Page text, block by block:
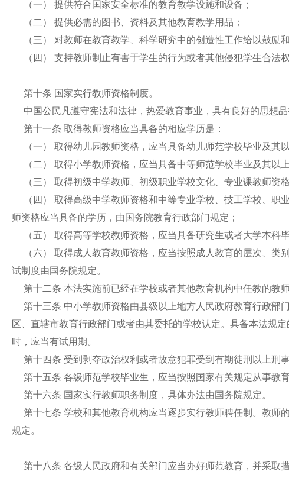
（一） 提供符合国家安全标准的教育教学设施和设备；
（二） 提供必需的图书、资料及其他教育教学用品；
（三） 对教师在教育教学、科学研究中的创造性工作给以鼓励
（四） 支持教师制止有害于学生的行为或者其他侵犯学生合法
第十条 国家实行教师资格制度。
中国公民凡遵守宪法和法律，热爱教育事业，具有良好的思想
第十一条 取得教师资格应当具备的相应学历是：
（一） 取得幼儿园教师资格，应当具备幼儿师范学校毕业及其
（二） 取得小学教师资格，应当具备中等师范学校毕业及其以
（三） 取得初级中学教师、初级职业学校文化、专业课教师
（四） 取得高级中学教师资格和中等专业学校、技工学校、
师资格应当具备的学历，由国务院教育行政部门规定；
（五） 取得高等学校教师资格，应当具备研究生或者大学本科
（六） 取得成人教育教师资格，应当按照成人教育的层次、
试制度由国务院规定。
第十二条 本法实施前已经在学校或者其他教育机构中任教的教
第十三条 中小学教师资格由县级以上地方人民政府教育行政部
区、直辖市教育行政部门或者由其委托的学校认定。具备本法规
时，应当有试用期。
第十四条 受到剥夺政治权利或者故意犯罪受到有期徒刑以上刑
第十五条 各级师范学校毕业生，应当按照国家有关规定从事教
第十六条 国家实行教师职务制度，具体办法由国务院规定。
第十七条 学校和其他教育机构应当逐步实行教师聘任制。教师
规定。
第十八条 各级人民政府和有关部门应当办好师范教育，并采取